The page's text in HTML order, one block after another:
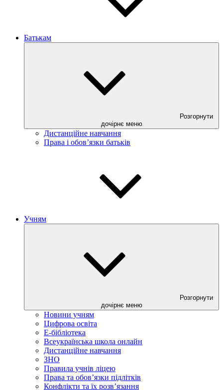
Батькам
Розгорнути
дочірнє меню
Дистанційне навчання
Права і обов’язки батьків
Учням
Розгорнути
дочірнє меню
Новини учням
Цифрова освіта
E-бібліотека
Всеукраїнська школа онлайн
Дистанційне навчання
ЗНО
Правила учнів ліцею
Права та обов’язки підлітків
Конфлікти та їх розв’язання